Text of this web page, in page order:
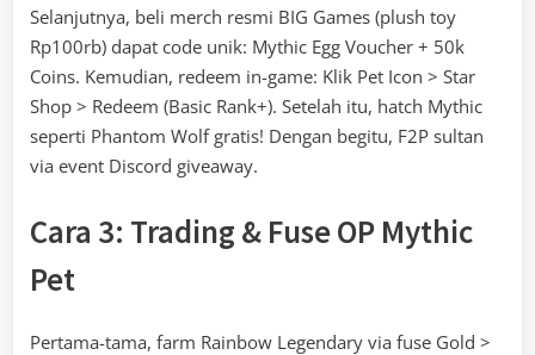
Selanjutnya, beli merch resmi BIG Games (plush toy
Rp100rb) dapat code unik: Mythic Egg Voucher + 50k
Coins. Kemudian, redeem in-game: Klik Pet Icon > Star
Shop > Redeem (Basic Rank+). Setelah itu, hatch Mythic
seperti Phantom Wolf gratis! Dengan begitu, F2P sultan
via event Discord giveaway.
Cara 3: Trading & Fuse OP Mythic
Pet
Pertama-tama, farm Rainbow Legendary via fuse Gold >